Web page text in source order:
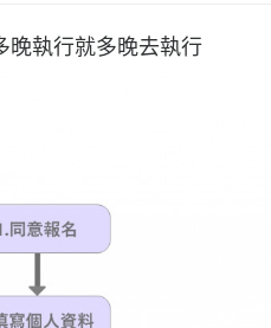
晚執行就多晚去執行